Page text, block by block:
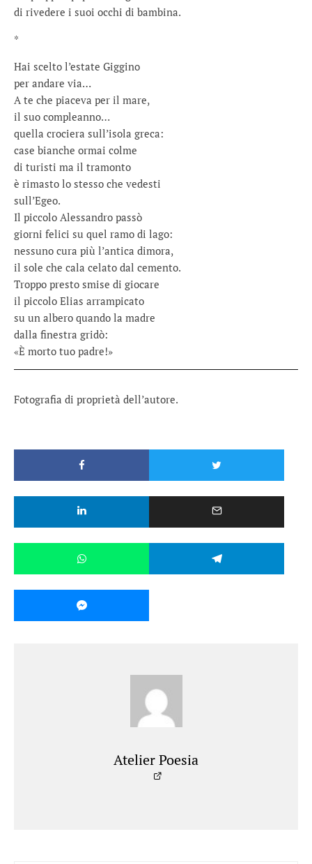
di rivedere i suoi occhi di bambina.
*
Hai scelto l’estate Giggino
per andare via…
A te che piaceva per il mare,
il suo compleanno…
quella crociera sull’isola greca:
case bianche ormai colme
di turisti ma il tramonto
è rimasto lo stesso che vedesti
sull’Egeo.
Il piccolo Alessandro passò
giorni felici su quel ramo di lago:
nessuno cura più l’antica dimora,
il sole che cala celato dal cemento.
Troppo presto smise di giocare
il piccolo Elias arrampicato
su un albero quando la madre
dalla finestra gridò:
«È morto tuo padre!»
Fotografia di proprietà dell’autore.
Atelier Poesia